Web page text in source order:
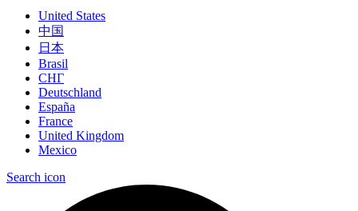
United States
中国
日本
Brasil
СНГ
Deutschland
España
France
United Kingdom
Mexico
Search icon